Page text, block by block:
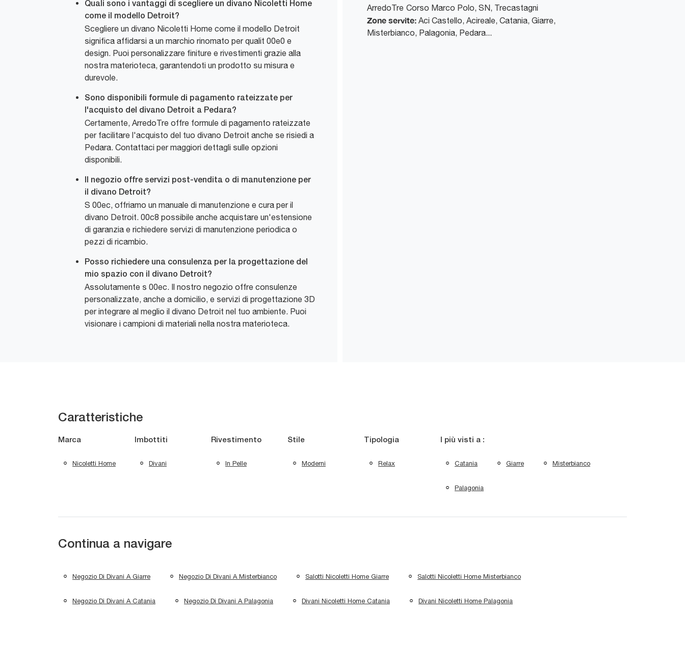
Quali sono i vantaggi di scegliere un divano Nicoletti Home
come il modello Detroit?
Scegliere un divano Nicoletti Home come il modello Detroit
significa affidarsi a un marchio rinomato per qualit 00e0 e
design. Puoi personalizzare finiture e rivestimenti grazie alla
nostra materioteca, garantendoti un prodotto su misura e
durevole.
Sono disponibili formule di pagamento rateizzate per
l'acquisto del divano Detroit a Pedara?
Certamente, ArredoTre offre formule di pagamento rateizzate
per facilitare l'acquisto del tuo divano Detroit anche se risiedi a
Pedara. Contattaci per maggiori dettagli sulle opzioni
disponibili.
Il negozio offre servizi post-vendita o di manutenzione per
il divano Detroit?
S 00ec, offriamo un manuale di manutenzione e cura per il
divano Detroit. 00c8 possibile anche acquistare un'estensione
di garanzia e richiedere servizi di manutenzione periodica o
pezzi di ricambio.
Posso richiedere una consulenza per la progettazione del
mio spazio con il divano Detroit?
Assolutamente s 00ec. Il nostro negozio offre consulenze
personalizzate, anche a domicilio, e servizi di progettazione 3D
per integrare al meglio il divano Detroit nel tuo ambiente. Puoi
visionare i campioni di materiali nella nostra materioteca.
ArredoTre Corso Marco Polo, SN, Trecastagni
Zone servite: Aci Castello, Acireale, Catania, Giarre,
Misterbianco, Palagonia, Pedara...
Caratteristiche
Marca
Nicoletti Home
Imbottiti
Divani
Rivestimento
In Pelle
Stile
Moderni
Tipologia
Relax
I più visti a :
Catania Giarre Misterbianco
Palagonia
Continua a navigare
Negozio Di Divani A Giarre Negozio Di Divani A Misterbianco Salotti Nicoletti Home Giarre Salotti Nicoletti Home Misterbianco
Negozio Di Divani A Catania Negozio Di Divani A Palagonia Divani Nicoletti Home Catania Divani Nicoletti Home Palagonia